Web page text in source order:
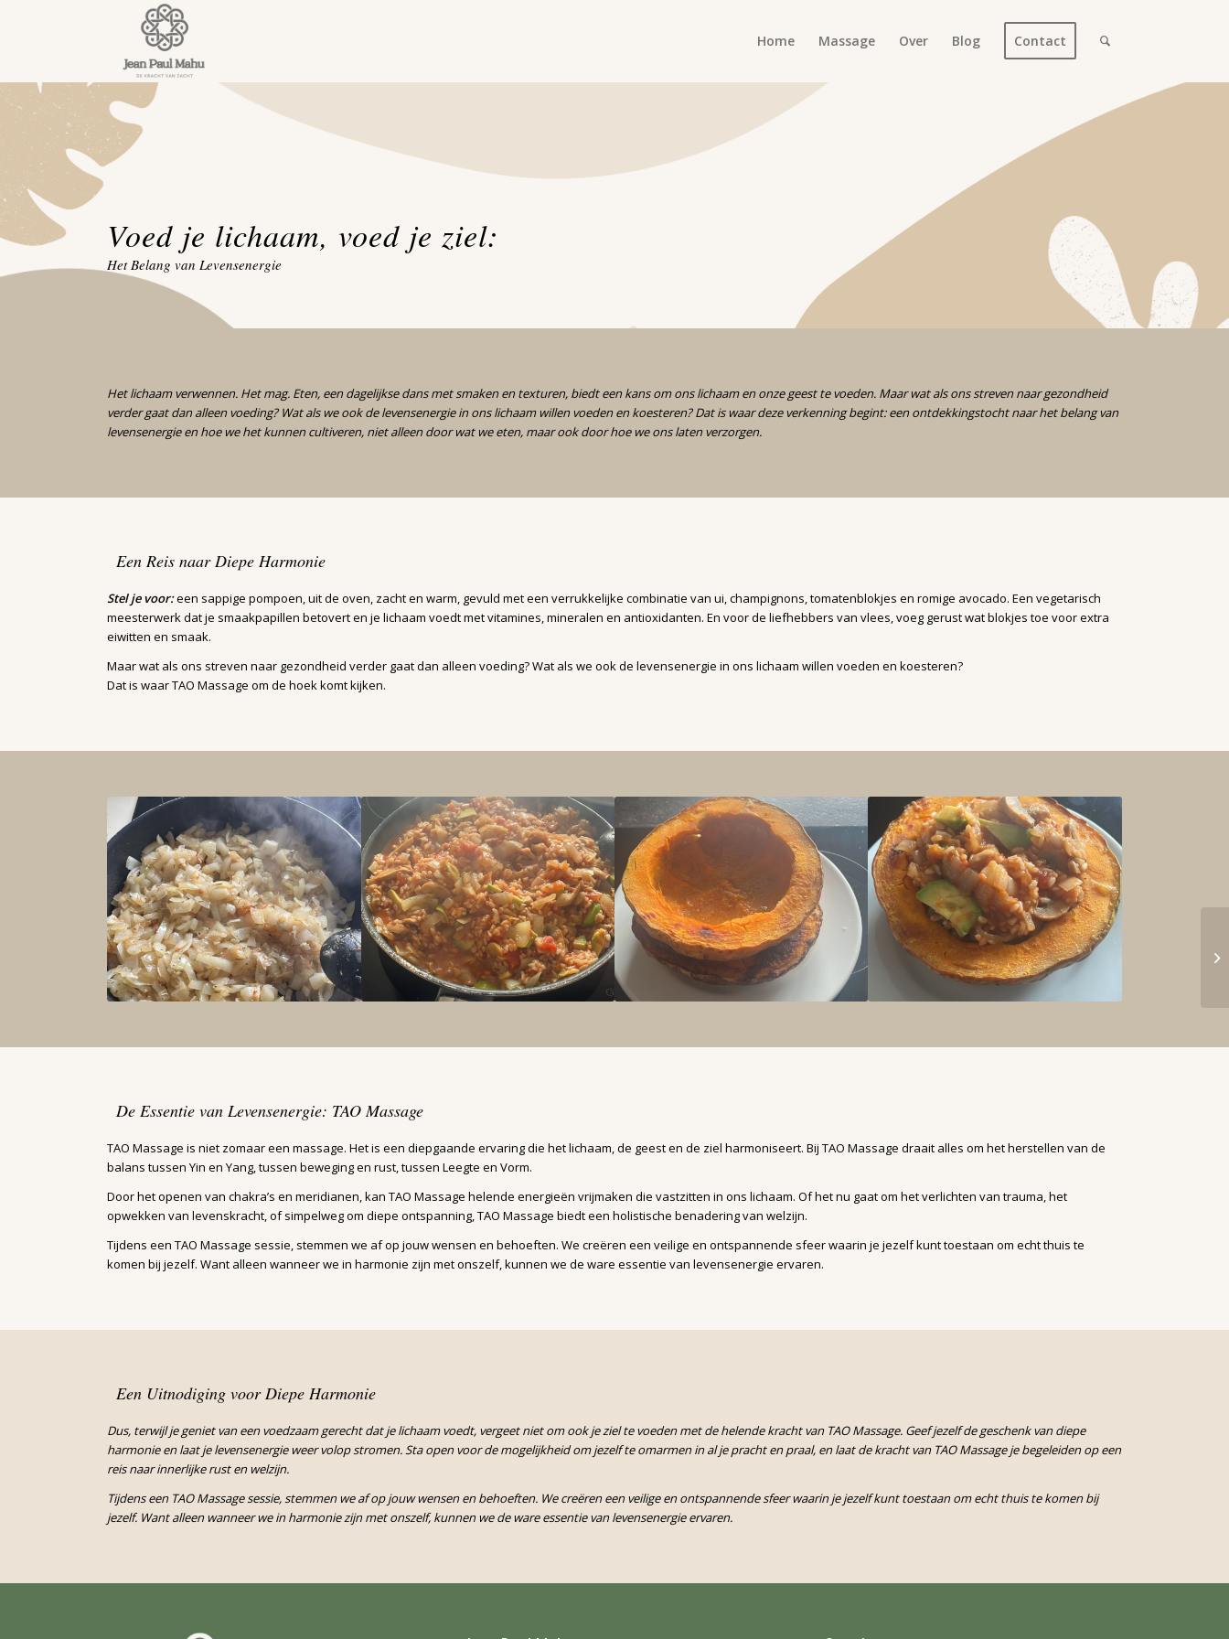
Home Massage Over Blog Contact
Voed je lichaam, voed je ziel:
Het Belang van Levensenergie
Het lichaam verwennen. Het mag. Eten, een dagelijkse dans met smaken en texturen, biedt een kans om ons lichaam en onze geest te voeden. Maar wat als ons streven naar gezondheid
verder gaat dan alleen voeding? Wat als we ook de levensenergie in ons lichaam willen voeden en koesteren? Dat is waar deze verkenning begint: een ontdekkingstocht naar het belang van
levensenergie en hoe we het kunnen cultiveren, niet alleen door wat we eten, maar ook door hoe we ons laten verzorgen.
Een Reis naar Diepe Harmonie
Stel je voor:een sappige pompoen, uit de oven, zacht en warm, gevuld met een verrukkelijke combinatie van ui, champignons, tomatenblokjes en romige avocado. Een vegetarisch
meesterwerk dat je smaakpapillen betovert en je lichaam voedt met vitamines, mineralen en antioxidanten. En voor de liefhebbers van vlees, voeg gerust wat blokjes toe voor extra
eiwitten en smaak.
Maar wat als ons streven naar gezondheid verder gaat dan alleen voeding? Wat als we ook de levensenergie in ons lichaam willen voeden en koesteren?
Dat is waar TAO Massage om de hoek komt kijken.
De Essentie van Levensenergie: TAO Massage
TAO Massage is niet zomaar een massage. Het is een diepgaande ervaring die het lichaam, de geest en de ziel harmoniseert. Bij TAO Massage draait alles om het herstellen van de
balans tussen Yin en Yang, tussen beweging en rust, tussen Leegte en Vorm.
Door het openen van chakra’s en meridianen, kan TAO Massage helende energieën vrijmaken die vastzitten in ons lichaam. Of het nu gaat om het verlichten van trauma, het
opwekken van levenskracht, of simpelweg om diepe ontspanning, TAO Massage biedt een holistische benadering van welzijn.
Tijdens een TAO Massage sessie, stemmen we af op jouw wensen en behoeften. We creëren een veilige en ontspannende sfeer waarin je jezelf kunt toestaan om echt thuis te
komen bij jezelf. Want alleen wanneer we in harmonie zijn met onszelf, kunnen we de ware essentie van levensenergie ervaren.
Een Uitnodiging voor Diepe Harmonie
Dus, terwijl je geniet van een voedzaam gerecht dat je lichaam voedt, vergeet niet om ook je ziel te voeden met de helende kracht van TAO Massage. Geef jezelf de geschenk van diepe
harmonie en laat je levensenergie weer volop stromen. Sta open voor de mogelijkheid om jezelf te omarmen in al je pracht en praal, en laat de kracht van TAO Massage je begeleiden op een
reis naar innerlijke rust en welzijn.
Tijdens een TAO Massage sessie, stemmen we af op jouw wensen en behoeften. We creëren een veilige en ontspannende sfeer waarin je jezelf kunt toestaan om echt thuis te komen bij
jezelf. Want alleen wanneer we in harmonie zijn met onszelf, kunnen we de ware essentie van levensenergie ervaren.